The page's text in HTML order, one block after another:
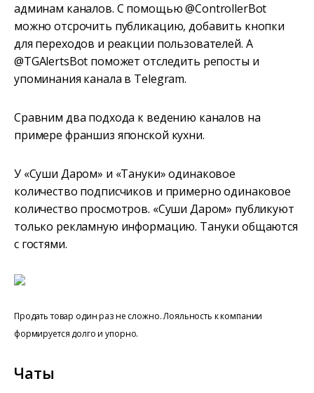
админам каналов. С помощью @ControllerBot
можно отсрочить публикацию, добавить кнопки
для переходов и реакции пользователей. А
@TGAlertsBot поможет отследить репосты и
упоминания канала в Telegram.
Сравним два подхода к ведению каналов на
примере франшиз японской кухни.
У «Суши Даром» и «Тануки» одинаковое
количество подписчиков и примерно одинаковое
количество просмотров. «Суши Даром» публикуют
только рекламную информацию. Тануки общаются
с гостями.
Продать товар один раз не сложно. Лояльность к компании
формируется долго и упорно.
Чаты